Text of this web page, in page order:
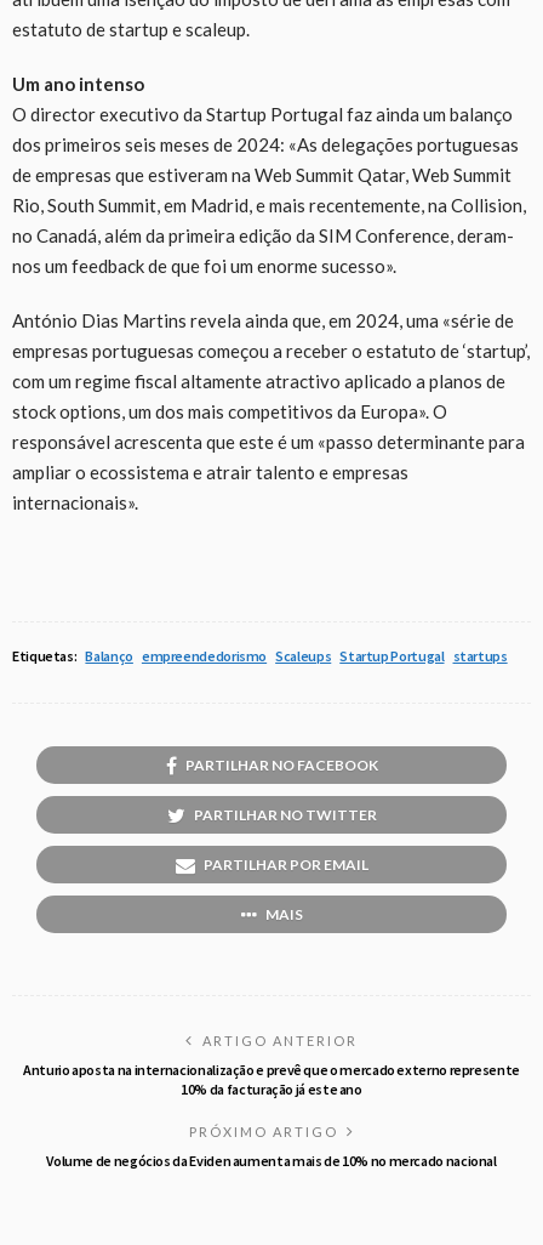
estatuto de startup e scaleup.
Um ano intenso
O director executivo da Startup Portugal faz ainda um balanço
dos primeiros seis meses de 2024: «As delegações portuguesas
de empresas que estiveram na Web Summit Qatar, Web Summit
Rio, South Summit, em Madrid, e mais recentemente, na Collision,
no Canadá, além da primeira edição da SIM Conference, deram-
nos um feedback de que foi um enorme sucesso».
António Dias Martins revela ainda que, em 2024, uma «série de
empresas portuguesas começou a receber o estatuto de ‘startup’,
com um regime fiscal altamente atractivo aplicado a planos de
stock options, um dos mais competitivos da Europa». O
responsável acrescenta que este é um «passo determinante para
ampliar o ecossistema e atrair talento e empresas
internacionais».
Etiquetas: Balanço empreendedorismo Scaleups Startup Portugal startups
PARTILHAR NO FACEBOOK
PARTILHAR NO TWITTER
PARTILHAR POR EMAIL
MAIS
ARTIGO ANTERIOR
Anturio aposta na internacionalização e prevê que o mercado externo represente
10% da facturação já este ano
PRÓXIMO ARTIGO
Volume de negócios da Eviden aumenta mais de 10% no mercado nacional